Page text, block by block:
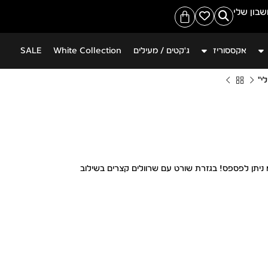
משלוח חינם ברכישה מעל 399 ש"ח שלי
אקססוריז ג'קטים / מעילים White Collection
SALE
ניתן לפספס! בגזרת שורט עם שרוולים קצרים בשילוב